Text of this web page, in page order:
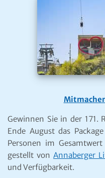
Gewinnen Sie in der 171.
Ende August das
Personen im
gestellt von Annaberger
und Verfügbarkeit.